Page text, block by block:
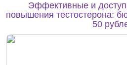
Эффективные и
повышения тестостерона:
50